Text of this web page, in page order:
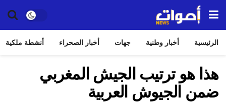
الرئيسية أخبار وطنية جهات أخبار الصحراء أنشطة ملكية
هذا هو ترتيب الجيش المغربي
ضمن الجيوش العربية